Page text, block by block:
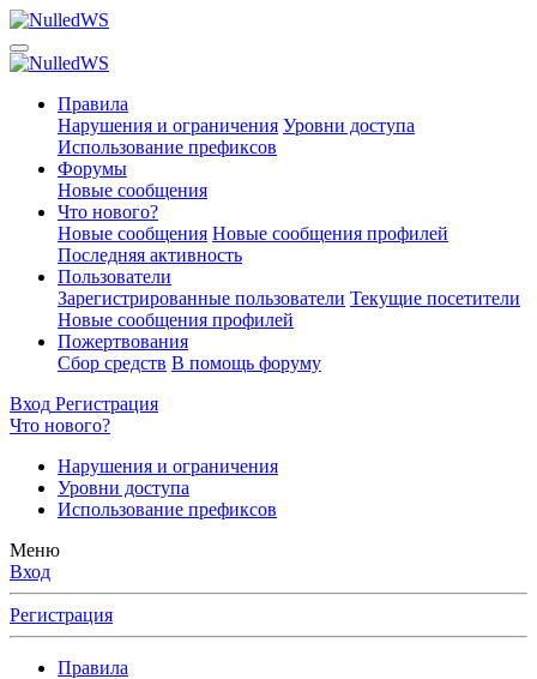
Правила
Нарушения и ограничения Уровни доступа
Использование префиксов
Форумы
Новые сообщения
Что нового?
Новые сообщения Новые сообщения профилей
Последняя активность
Пользователи
Зарегистрированные пользователи Текущие посетители
Новые сообщения профилей
Пожертвования
Сбор средств В помощь форуму
Вход Регистрация
Что нового?
Нарушения и ограничения
Уровни доступа
Использование префиксов
Меню
Вход
Регистрация
Правила